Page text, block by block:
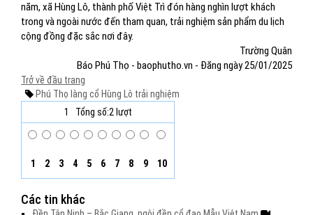
năm, xã Hùng Lô, thành phố Việt Trì đón hàng nghìn lượt khách
trong và ngoài nước đến tham quan, trải nghiệm sản phẩm du lịch
cộng đồng đặc sắc nơi đây.
Trường Quân
Báo Phú Thọ - baophutho.vn - Đăng ngày 25/01/2025
Trở về đầu trang
Phú Thọ làng cổ Hùng Lô trải nghiệm
1
Tổng số:2 lượt
1 2 3 4 5 6 7 8 9 10
Các tin khác